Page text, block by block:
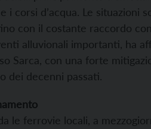
i corsi d’acqua. Le
con il costante raccordo
alluvionali importanti, ha
Sarca, con una forte
dei decenni passati.
le ferrovie locali, a